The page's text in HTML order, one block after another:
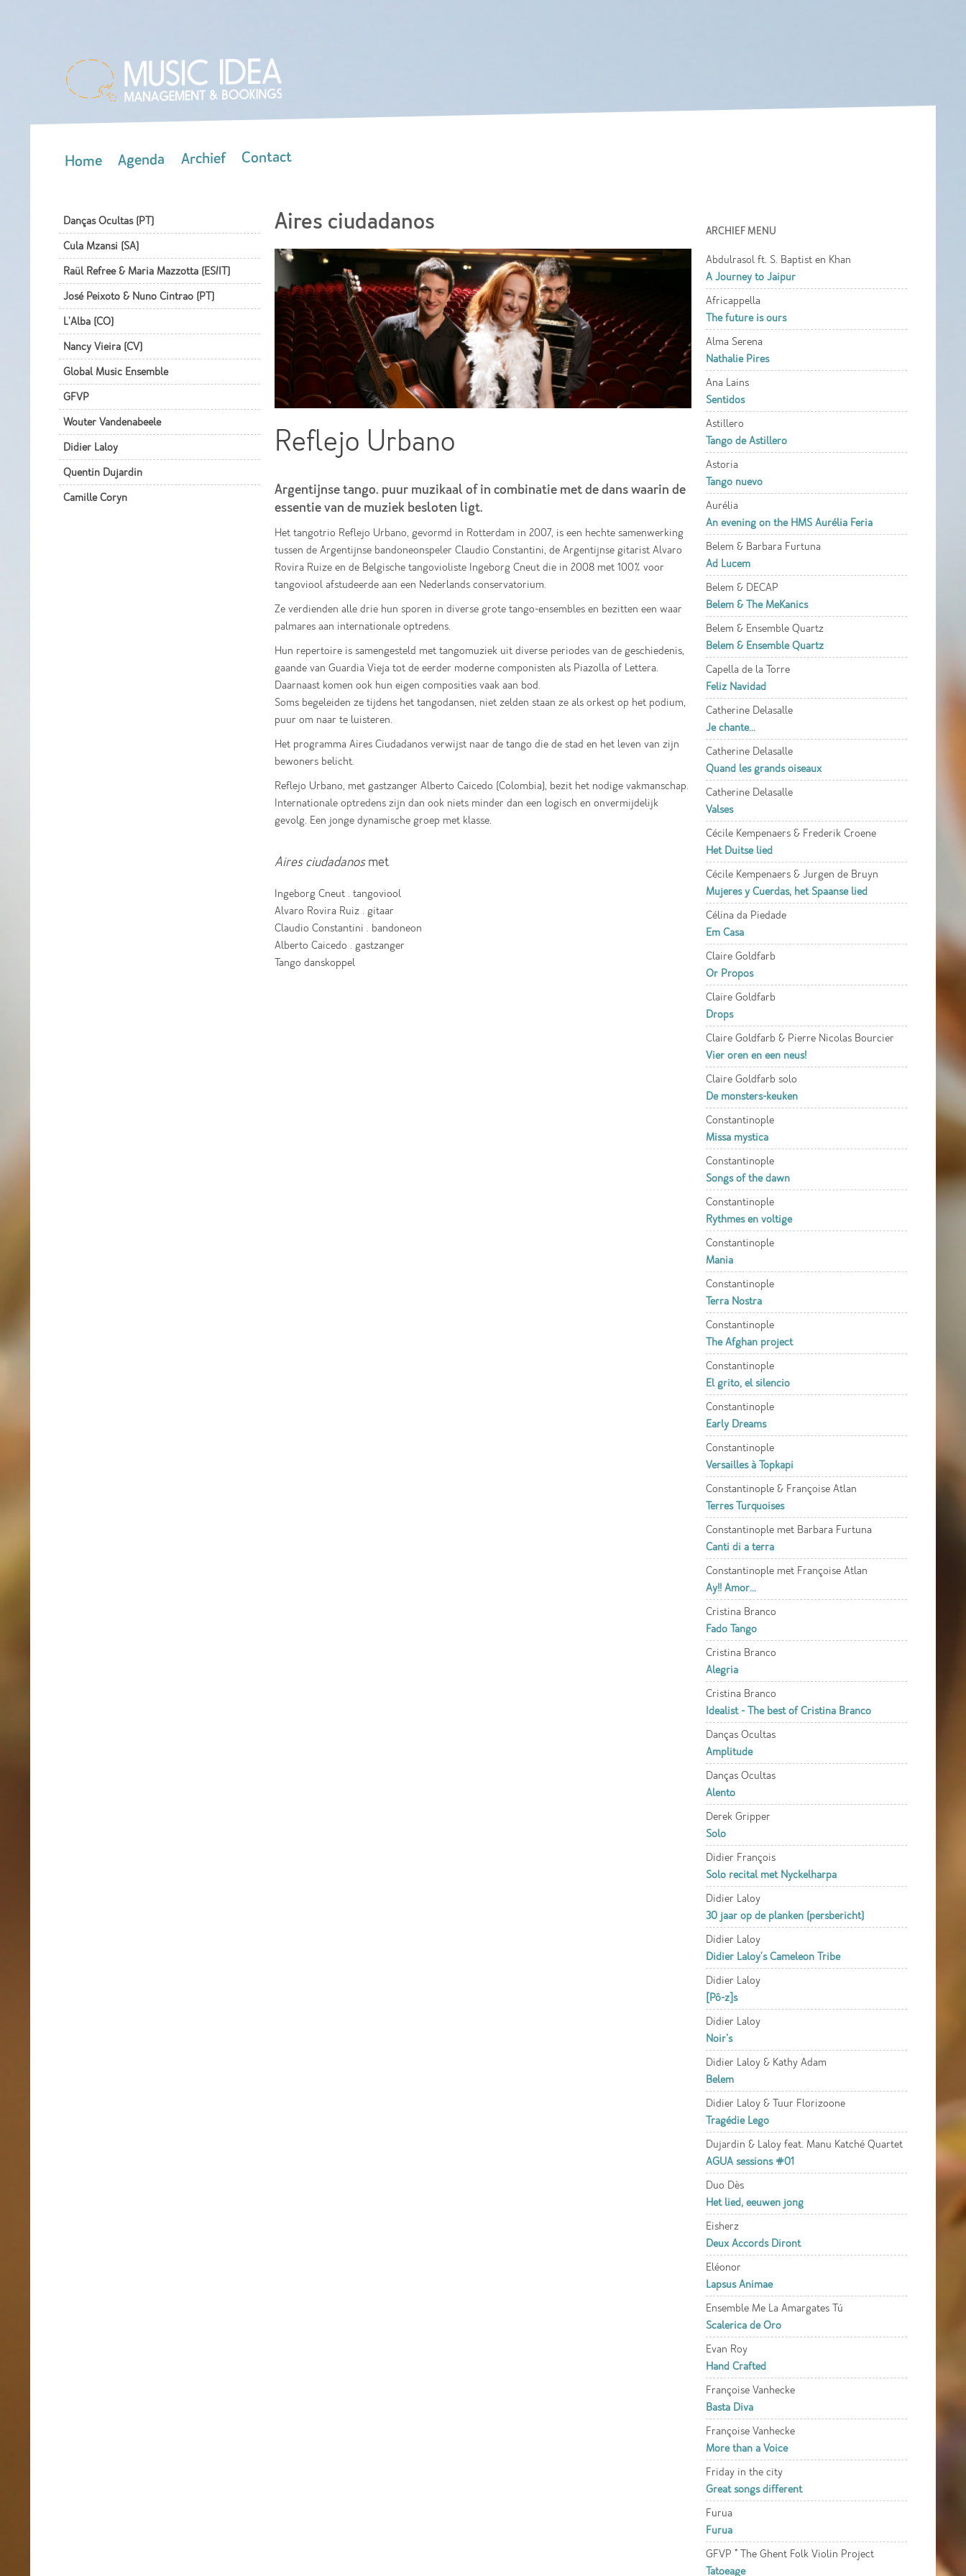
Home Agenda Archief Contact
Danças Ocultas (PT)
Cula Mzansi (SA)
Raül Refree & Maria Mazzotta (ES/IT)
José Peixoto & Nuno Cintrao (PT)
L'Alba (CO)
Nancy Vieira (CV)
Global Music Ensemble
GFVP
Wouter Vandenabeele
Didier Laloy
Quentin Dujardin
Camille Coryn
Aires ciudadanos
Reflejo Urbano
Argentijnse tango. puur muzikaal of in combinatie met de dans waarin de
essentie van de muziek besloten ligt.
Het tangotrio Reflejo Urbano, gevormd in Rotterdam in 2007, is een hechte samenwerking
tussen de Argentijnse bandoneonspeler Claudio Constantini, de Argentijnse gitarist Alvaro
Rovira Ruize en de Belgische tangovioliste Ingeborg Cneut die in 2008 met 100% voor
tangoviool afstudeerde aan een Nederlands conservatorium.
Ze verdienden alle drie hun sporen in diverse grote tango-ensembles en bezitten een waar
palmares aan internationale optredens.
Hun repertoire is samengesteld met tangomuziek uit diverse periodes van de geschiedenis,
gaande van Guardia Vieja tot de eerder moderne componisten als Piazolla of Lettera.
Daarnaast komen ook hun eigen composities vaak aan bod.
Soms begeleiden ze tijdens het tangodansen, niet zelden staan ze als orkest op het podium,
puur om naar te luisteren.
Het programma Aires Ciudadanos verwijst naar de tango die de stad en het leven van zijn
bewoners belicht.
Reflejo Urbano, met gastzanger Alberto Caicedo (Colombia), bezit het nodige vakmanschap.
Internationale optredens zijn dan ook niets minder dan een logisch en onvermijdelijk
gevolg. Een jonge dynamische groep met klasse.
Aires ciudadanosmet
Ingeborg Cneut . tangoviool
Alvaro Rovira Ruiz . gitaar
Claudio Constantini . bandoneon
Alberto Caicedo . gastzanger
Tango danskoppel
ARCHIEF MENU
Abdulrasol ft. S. Baptist en Khan
A Journey to Jaipur
Africappella
The future is ours
Alma Serena
Nathalie Pires
Ana Lains
Sentidos
Astillero
Tango de Astillero
Astoria
Tango nuevo
Aurélia
An evening on the HMS Aurélia Feria
Belem & Barbara Furtuna
Ad Lucem
Belem & DECAP
Belem & The MeKanics
Belem & Ensemble Quartz
Belem & Ensemble Quartz
Capella de la Torre
Feliz Navidad
Catherine Delasalle
Je chante...
Catherine Delasalle
Quand les grands oiseaux
Catherine Delasalle
Valses
Cécile Kempenaers & Frederik Croene
Het Duitse lied
Cécile Kempenaers & Jurgen de Bruyn
Mujeres y Cuerdas, het Spaanse lied
Célina da Piedade
Em Casa
Claire Goldfarb
Or Propos
Claire Goldfarb
Drops
Claire Goldfarb & Pierre Nicolas Bourcier
Vier oren en een neus!
Claire Goldfarb solo
De monsters-keuken
Constantinople
Missa mystica
Constantinople
Songs of the dawn
Constantinople
Rythmes en voltige
Constantinople
Mania
Constantinople
Terra Nostra
Constantinople
The Afghan project
Constantinople
El grito, el silencio
Constantinople
Early Dreams
Constantinople
Versailles à Topkapi
Constantinople & Françoise Atlan
Terres Turquoises
Constantinople met Barbara Furtuna
Canti di a terra
Constantinople met Françoise Atlan
Ay!! Amor...
Cristina Branco
Fado Tango
Cristina Branco
Alegria
Cristina Branco
Idealist - The best of Cristina Branco
Danças Ocultas
Amplitude
Danças Ocultas
Alento
Derek Gripper
Solo
Didier François
Solo recital met Nyckelharpa
Didier Laloy
30 jaar op de planken (persbericht)
Didier Laloy
Didier Laloy's Cameleon Tribe
Didier Laloy
[Pô-z]s
Didier Laloy
Noir’s
Didier Laloy & Kathy Adam
Belem
Didier Laloy & Tuur Florizoone
Tragédie Lego
Dujardin & Laloy feat. Manu Katché Quartet
AGUA sessions #01
Duo Dès
Het lied, eeuwen jong
Eisherz
Deux Accords Diront
Eléonor
Lapsus Animae
Ensemble Me La Amargates Tú
Scalerica de Oro
Evan Roy
Hand Crafted
Françoise Vanhecke
Basta Diva
Françoise Vanhecke
More than a Voice
Friday in the city
Great songs different
Furua
Furua
GFVP * The Ghent Folk Violin Project
Tatoeage